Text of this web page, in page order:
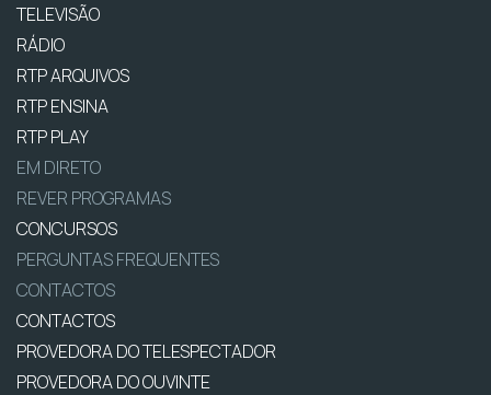
TELEVISÃO
RÁDIO
RTP ARQUIVOS
RTP ENSINA
RTP PLAY
EM DIRETO
REVER PROGRAMAS
CONCURSOS
PERGUNTAS FREQUENTES
CONTACTOS
CONTACTOS
PROVEDORA DO TELESPECTADOR
PROVEDORA DO OUVINTE